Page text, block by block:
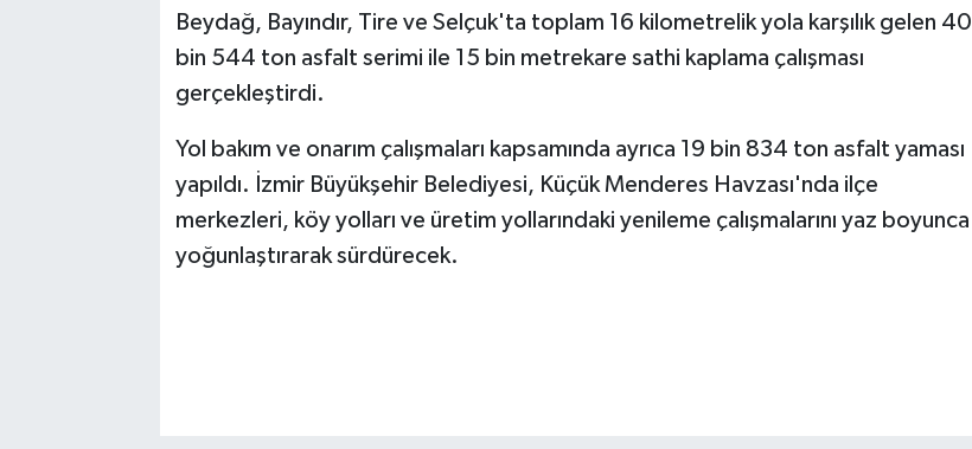
Beydağ, Bayındır, Tire ve Selçuk'ta toplam 16 kilometrelik yola karşılık gelen 40
bin 544 ton asfalt serimi ile 15 bin metrekare sathi kaplama çalışması
gerçekleştirdi.
Yol bakım ve onarım çalışmaları kapsamında ayrıca 19 bin 834 ton asfalt yaması
yapıldı. İzmir Büyükşehir Belediyesi, Küçük Menderes Havzası'nda ilçe
merkezleri, köy yolları ve üretim yollarındaki yenileme çalışmalarını yaz boyunca
yoğunlaştırarak sürdürecek.